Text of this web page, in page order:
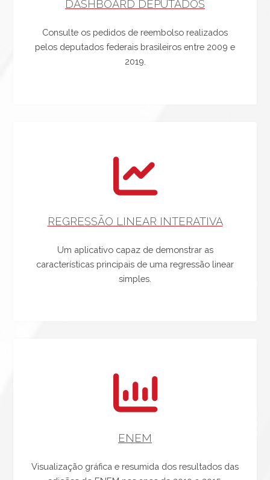
DASHBOARD DEPUTADOS
Consulte os pedidos de reembolso realizados
pelos deputados federais brasileiros entre 2009 e
2019.
REGRESSÃO LINEAR INTERATIVA
Um aplicativo capaz de demonstrar as
características principais de uma regressão linear
simples.
ENEM
Visualização gráfica e resumida dos resultados das